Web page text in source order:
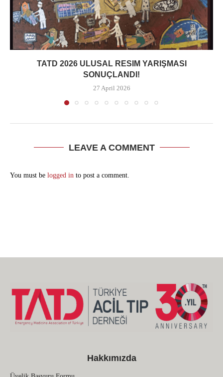
TATD 2026 ULUSAL RESIM YARIŞMASI
SONUÇLANDI!
27 April 2026
LEAVE A COMMENT
You must be logged in to post a comment.
Hakkımızda